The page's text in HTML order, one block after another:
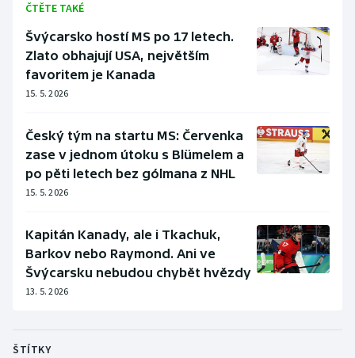
ČTĚTE TAKÉ
Švýcarsko hostí MS po 17 letech.
Zlato obhajují USA, největším
favoritem je Kanada
15. 5. 2026
Český tým na startu MS: Červenka
zase v jednom útoku s Blümelem a
po pěti letech bez gólmana z NHL
15. 5. 2026
Kapitán Kanady, ale i Tkachuk,
Barkov nebo Raymond. Ani ve
Švýcarsku nebudou chybět hvězdy
13. 5. 2026
ŠTÍTKY